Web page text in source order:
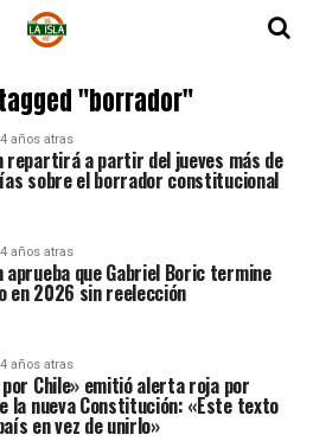
"borrador"
4 años atras
repartirá a partir del jueves más de
sobre el borrador constitucional
4 años atras
aprueba que Gabriel Boric termine
en 2026 sin reelección
4 años atras
Chile» emitió alerta roja por
la nueva Constitución: «Este texto
en vez de unirlo»